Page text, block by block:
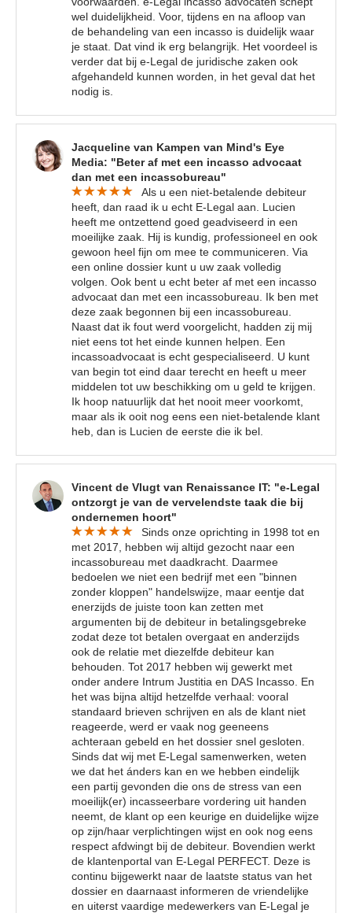
wel duidelijkheid. Voor, tijdens en na afloop van
de behandeling van een incasso is duidelijk waar
je staat. Dat vind ik erg belangrijk. Het voordeel is
verder dat bij e-Legal de juridische zaken ook
afgehandeld kunnen worden, in het geval dat het
nodig is.
Jacqueline van Kampen van Mind's Eye
Media: "Beter af met een incasso advocaat
dan met een incassobureau"
Als u een niet-betalende debiteur
heeft, dan raad ik u echt E-Legal aan. Lucien
heeft me ontzettend goed geadviseerd in een
moeilijke zaak. Hij is kundig, professioneel en ook
gewoon heel fijn om mee te communiceren. Via
een online dossier kunt u uw zaak volledig
volgen. Ook bent u echt beter af met een incasso
advocaat dan met een incassobureau. Ik ben met
deze zaak begonnen bij een incassobureau.
Naast dat ik fout werd voorgelicht, hadden zij mij
niet eens tot het einde kunnen helpen. Een
incassoadvocaat is echt gespecialiseerd. U kunt
van begin tot eind daar terecht en heeft u meer
middelen tot uw beschikking om u geld te krijgen.
Ik hoop natuurlijk dat het nooit meer voorkomt,
maar als ik ooit nog eens een niet-betalende klant
heb, dan is Lucien de eerste die ik bel.
Vincent de Vlugt van Renaissance IT: "e-Legal
ontzorgt je van de vervelendste taak die bij
ondernemen hoort"
Sinds onze oprichting in 1998 tot en
met 2017, hebben wij altijd gezocht naar een
incassobureau met daadkracht. Daarmee
bedoelen we niet een bedrijf met een "binnen
zonder kloppen" handelswijze, maar eentje dat
enerzijds de juiste toon kan zetten met
argumenten bij de debiteur in betalingsgebreke
zodat deze tot betalen overgaat en anderzijds
ook de relatie met diezelfde debiteur kan
behouden. Tot 2017 hebben wij gewerkt met
onder andere Intrum Justitia en DAS Incasso. En
het was bijna altijd hetzelfde verhaal: vooral
standaard brieven schrijven en als de klant niet
reageerde, werd er vaak nog geeneens
achteraan gebeld en het dossier snel gesloten.
Sinds dat wij met E-Legal samenwerken, weten
we dat het ánders kan en we hebben eindelijk
een partij gevonden die ons de stress van een
moeilijk(er) incasseerbare vordering uit handen
neemt, de klant op een keurige en duidelijke wijze
op zijn/haar verplichtingen wijst en ook nog eens
respect afdwingt bij de debiteur. Bovendien werkt
de klantenportal van E-Legal PERFECT. Deze is
continu bijgewerkt naar de laatste status van het
dossier en daarnaast informeren de vriendelijke
en uiterst vaardige medewerkers van E-Legal je